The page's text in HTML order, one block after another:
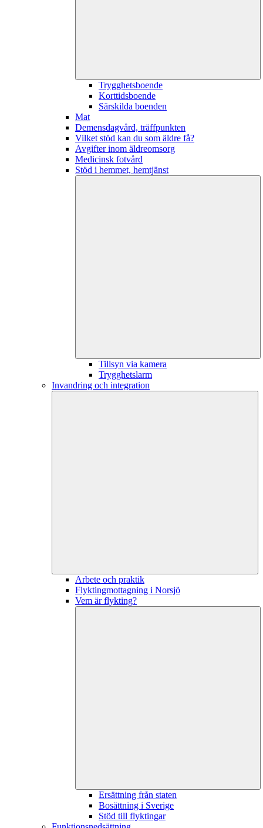
Trygghetsboende
Korttidsboende
Särskilda boenden
Mat
Demensdagvård, träffpunkten
Vilket stöd kan du som äldre få?
Avgifter inom äldreomsorg
Medicinsk fotvård
Stöd i hemmet, hemtjänst
Tillsyn via kamera
Trygghetslarm
Invandring och integration
Arbete och praktik
Flyktingmottagning i Norsjö
Vem är flykting?
Ersättning från staten
Bosättning i Sverige
Stöd till flyktingar